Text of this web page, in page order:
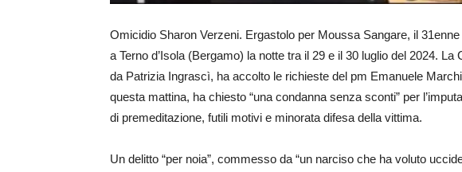
Omicidio Sharon Verzeni. Ergastolo per Moussa Sangare, il
a Terno d’Isola (Bergamo) la notte tra il 29 e il 30 luglio del 2024.
da Patrizia Ingrascì, ha accolto le richieste del pm Emanuele
questa mattina, ha chiesto “una condanna senza sconti” per
di premeditazione, futili motivi e minorata difesa della vittima.
Un delitto “per noia”, commesso da “un narciso che ha voluto